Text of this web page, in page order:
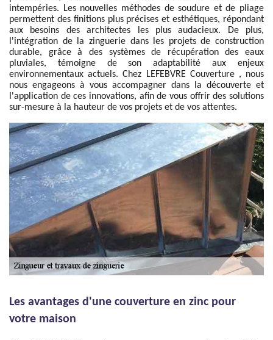
intempéries. Les nouvelles méthodes de soudure et de pliage
permettent des finitions plus précises et esthétiques, répondant
aux besoins des architectes les plus audacieux. De plus,
l'intégration de la zinguerie dans les projets de construction
durable, grâce à des systèmes de récupération des eaux
pluviales, témoigne de son adaptabilité aux enjeux
environnementaux actuels. Chez LEFEBVRE Couverture , nous
nous engageons à vous accompagner dans la découverte et
l'application de ces innovations, afin de vous offrir des solutions
sur-mesure à la hauteur de vos projets et de vos attentes.
Les avantages d'une couverture en zinc pour
votre maison